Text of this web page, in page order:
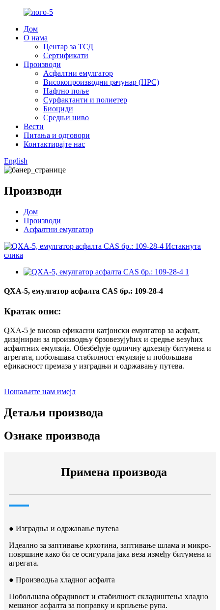
Дом
О нама
Центар за ТСД
Сертификати
Производи
Асфалтни емулгатор
Високопроизводни рачунар (HPC)
Нафтно поље
Сурфактанти и полиетер
Биоциди
Средњи ниво
Вести
Питања и одговори
Контактирајте нас
English
Производи
Дом
Производи
Асфалтни емулгатор
QXA-5, емулгатор асфалта CAS бр.: 109-28-4
Кратак опис:
QXA-5 је високо ефикасни катјонски емулгатор за асфалт,
дизајниран за производњу брзовезујућих и средње везућих
асфалтних емулзија. Обезбеђује одличну адхезију битумена и
агрегата, побољшава стабилност емулзије и побољшава
ефикасност премаза у изградњи и одржавању путева.
Пошаљите нам имејл
Детаљи производа
Ознаке производа
Примена производа
● Изградња и одржавање путева
Идеално за заптивање крхотина, заптивање шлама и микро-
површине како би се осигурала јака веза између битумена и
агрегата.
● Производња хладног асфалта
Побољшава обрадивост и стабилност складиштења хладно
мешаног асфалта за поправку и крпљење рупа.